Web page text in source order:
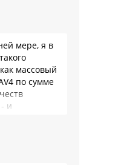
мере, я в
массовый
по сумме
и